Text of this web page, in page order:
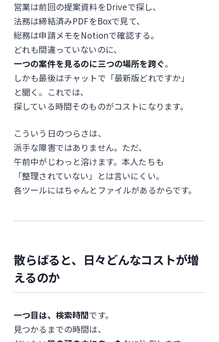
営業は前回の提案資料をDriveで探し、
法務は締結済みPDFをBoxで見て、
総務は申請メモをNotionで確認する。
どれも間違っていないのに、
一つの案件を見るのに三つの場所を跨ぐ。
しかも最後はチャットで「最新版どれですか」
と聞く。これでは、
探している時間そのものがコストになります。
こういう日のつらさは、
派手な障害ではありません。ただ、
午前中がじわっと溶けます。本人たちも
「整理されていない」とは言いにくい。
各ツールにはちゃんとファイルがあるからです。
散らばると、日々どんなコストが増
えるのか
一つ目は、検索時間です。
見つかるまでの時間は、